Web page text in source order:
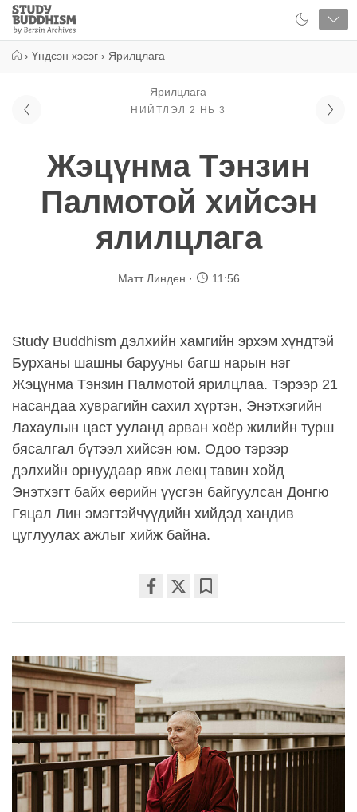
Close
Study
Buddhism
› Үндсэн хэсэг › Ярилцлага
Ярилцлага
НИЙТЛЭЛ 2 НЬ 3
Жэцүнма Тэнзин
Палмотой хийсэн
ялилцлага
Матт Линден 11:56
Study Buddhism дэлхийн хамгийн эрхэм хүндтэй
Бурханы шашны барууны багш нарын нэг
Жэцүнма Тэнзин Палмотой ярилцлаа. Тэрээр 21
насандаа хуврагийн сахил хүртэн, Энэтхэгийн
Лахаулын цаст ууланд арван хоёр жилийн турш
бясалгал бүтээл хийсэн юм. Одоо тэрээр
дэлхийн орнуудаар явж лекц тавин хойд
Энэтхэгт байх өөрийн үүсгэн байгуулсан Донгю
Гяцал Лин эмэгтэйчүүдийн хийдэд хандив
цуглуулах ажлыг хийж байна.
on